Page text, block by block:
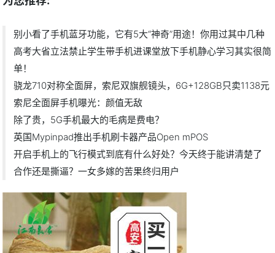
别小看了手机蓝牙功能，它有5大“神奇”用途！你用过其中几种
高考大省立法禁止学生带手机进课堂放下手机静心学习其实很简
单！
骁龙710对称全面屏，索尼双旗舰镜头，6G+128GB只卖1138元
索尼全面屏手机曝光：颜值无敌
除了贵，5G手机最大的毛病是费电？
英国Mypinpad推出手机刷卡器产品Open mPOS
开启手机上的飞行模式到底有什么好处？今天终于能讲清楚了
合作还是撕逼？一女多嫁的苦果终归用户